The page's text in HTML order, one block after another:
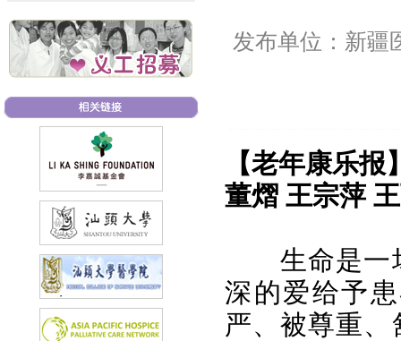
发布单位：新疆
【老年康乐
董熠 王宗萍
生命是一
深的爱给予
严、被尊重